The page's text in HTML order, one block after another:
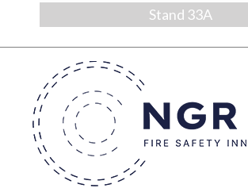
Stand 33A